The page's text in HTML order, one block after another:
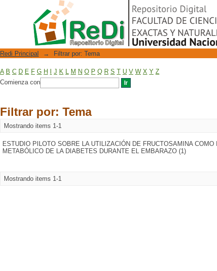
Filtrar por: Tema
Repositorio Digital
Redi Principal → Filtrar por: Tema
A B C D E F G H J K L M N O P Q R S T U V W X Y Z
Comienza con
Filtrar por: Tema
Mostrando items 1-1
ESTUDIO PILOTO SOBRE LA UTILIZACIÓN DE FRUCTOSAMINA COMO
METABÓLICO DE LA DIABETES DURANTE EL EMBARAZO (1)
Mostrando items 1-1